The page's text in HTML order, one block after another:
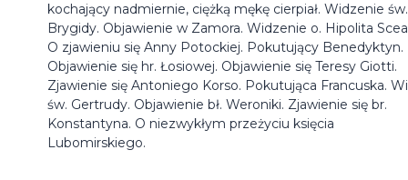
kochający nadmiernie, ciężką mękę cierpiał. Widzenie św.
Brygidy. Objawienie w Zamora. Widzenie o. Hipolita
O zjawieniu się Anny Potockiej. Pokutujący Benedyktyn.
Objawienie się hr. Łosiowej. Objawienie się Teresy Giotti.
Zjawienie się Antoniego Korso. Pokutująca Francuska.
św. Gertrudy. Objawienie bł. Weroniki. Zjawienie się br.
Konstantyna. O niezwykłym przeżyciu księcia
Lubomirskiego.